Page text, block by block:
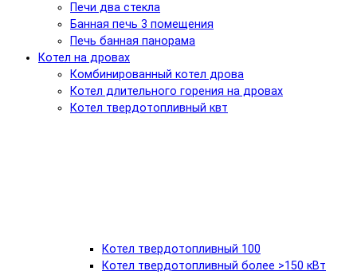
Печи два стекла
Банная печь 3 помещения
Печь банная панорама
Котел на дровах
Комбинированный котел дрова
Котел длительного горения на дровах
Котел твердотопливный квт
Котел твердотопливный 100
Котел твердотопливный более >150 кВт